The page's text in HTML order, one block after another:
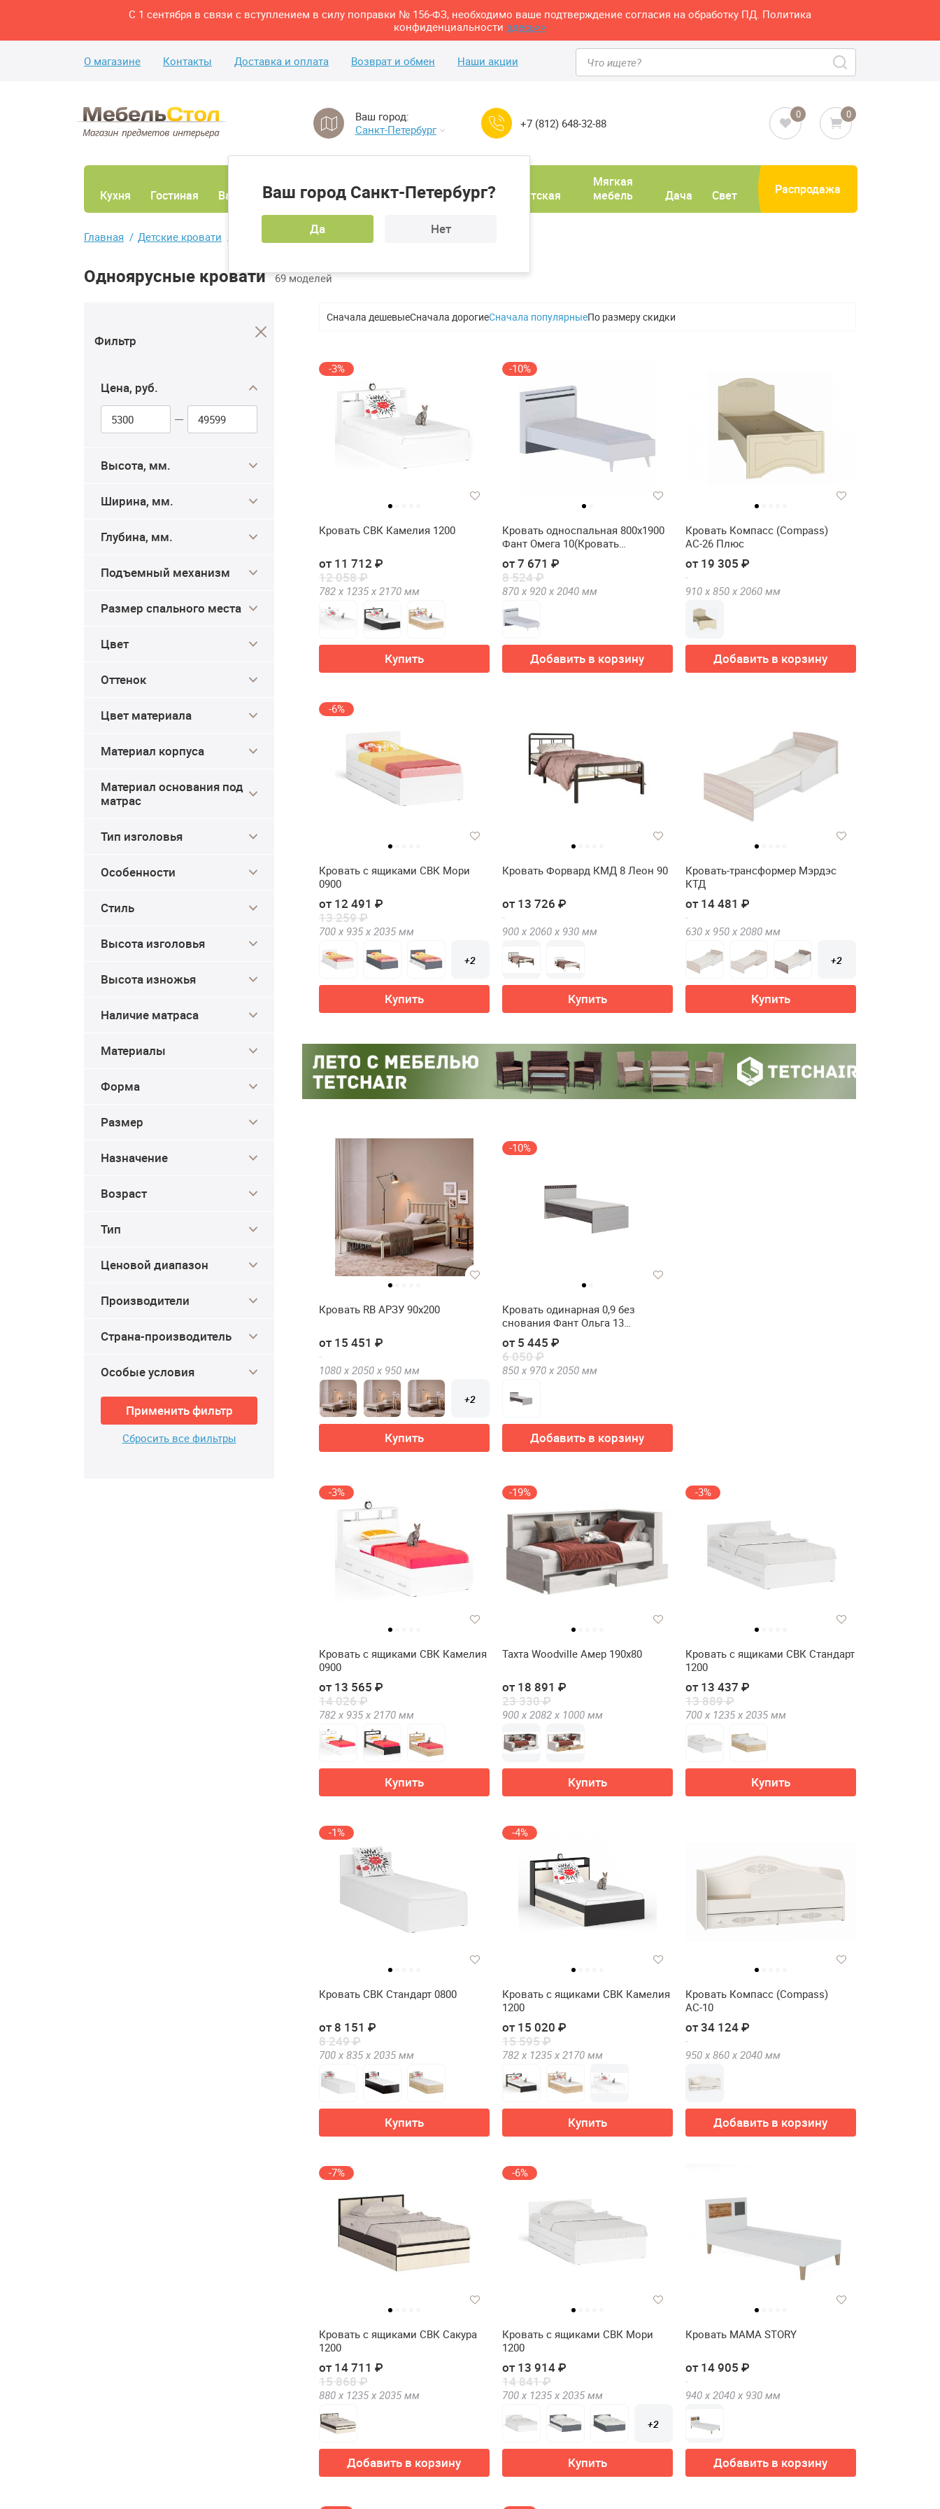
С 1 сентября в связи с вступлением в силу поправки № 156-ФЗ, необходимо ваше подтверждение согласия на обработку ПД. Политика
конфиденциальности здесь>>
О магазине Контакты Доставка и оплата Возврат и обмен Наши акции
Ваш город:
Санкт-Петербург
Ваш город Санкт-Петербург?
Да Нет
+7 (812) 648-32-88
0 0
Кухня Гостиная Ванная Спальня
кабинет
Прихожая Детская
Мягкая
мебель
Дача Свет Распродажа
Главная Детские кровати Одноярусные кровати
Одноярусные кровати 69 моделей
Сначала дешевыеСначала дорогиеСначала популярныеПо размеру скидки
-3%
Кровать СВК Камелия 1200
от 11 712 ₽
12 058 ₽
782 х 1235 х 2170 мм
Купить
-10%
Кровать односпальная 800х1900
Фант Омега 10(Кровать
односпальная 800х1900 FANT
Омега 10)
от 7 671 ₽
8 524 ₽
870 х 920 х 2040 мм
Добавить в корзину
Кровать Компасс (Compass)
АС-26 Плюс
от 19 305 ₽
910 х 850 х 2060 мм
Добавить в корзину
-6%
Кровать с ящиками СВК Мори
0900
от 12 491 ₽
13 259 ₽
700 х 935 х 2035 мм
+2
Купить
Кровать Форвард КМД 8 Леон 90
от 13 726 ₽
900 х 2060 х 930 мм
Купить
Кровать-трансформер Мэрдэс
КТД
от 14 481 ₽
630 х 950 х 2080 мм
+2
Купить
Кровать RB АРЗУ 90х200
от 15 451 ₽
1080 х 2050 х 950 мм
+2
Купить
-10%
Кровать одинарная 0,9 без
снования Фант Ольга 13
ЛДСП(Кровать одинарная 0,9 без
снования FANT Ольга 13 ЛДСП)
от 5 445 ₽
6 050 ₽
850 х 970 х 2050 мм
Добавить в корзину
-3%
Кровать с ящиками СВК Камелия
0900
от 13 565 ₽
14 026 ₽
782 х 935 х 2170 мм
Купить
-19%
Тахта Woodville Амер 190х80
от 18 891 ₽
23 330 ₽
900 х 2082 х 1000 мм
Купить
-3%
Кровать с ящиками СВК Стандарт
1200
от 13 437 ₽
13 889 ₽
700 х 1235 х 2035 мм
Купить
-1%
Кровать СВК Стандарт 0800
от 8 151 ₽
8 249 ₽
700 х 835 х 2035 мм
Купить
-4%
Кровать с ящиками СВК Камелия
1200
от 15 020 ₽
15 595 ₽
782 х 1235 х 2170 мм
Купить
Кровать Компасс (Compass)
АС-10
от 34 124 ₽
950 х 860 х 2040 мм
Добавить в корзину
-7%
Кровать с ящиками СВК Сакура
1200
от 14 711 ₽
15 868 ₽
880 х 1235 х 2035 мм
Добавить в корзину
-6%
Кровать с ящиками СВК Мори
1200
от 13 914 ₽
14 841 ₽
700 х 1235 х 2035 мм
+2
Купить
Кровать МАМА STORY
от 14 905 ₽
940 х 2040 х 930 мм
Добавить в корзину
Фильтр
Цена, руб.
Высота, мм.
Ширина, мм.
Глубина, мм.
Подъемный механизм
Размер спального места
Цвет
Оттенок
Цвет материала
Материал корпуса
Материал основания под
матрас
Тип изголовья
Особенности
Стиль
Высота изголовья
Высота изножья
Наличие матраса
Материалы
Форма
Размер
Назначение
Возраст
Тип
Ценовой диапазон
Производители
Страна-производитель
Особые условия
Применить фильтр
Сбросить все фильтры